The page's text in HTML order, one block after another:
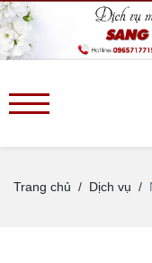
Trang chủ Dịch vụ